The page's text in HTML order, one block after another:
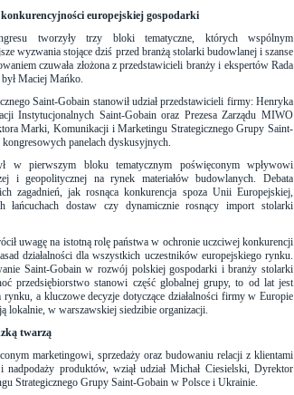
europejskiej gospodarki
tworzyły trzy bloki tematyczne, których wspólnym
wyzwania stojące dziś przed branżą stolarki budowlanej i szanse
czuwała złożona z przedstawicieli branży i ekspertów Rada
Maciej Mańko.
Saint-Gobain stanowił udział przedstawicieli firmy: Henryka
Instytucjonalnych Saint-Gobain oraz Prezesa Zarządu MIWO
Marki, Komunikacji i Marketingu Strategicznego Grupy Saint-
panelach dyskusyjnych.
w pierwszym bloku tematycznym poświęconym wpływowi
i geopolitycznej na rynek materiałów budowlanych. Debata
zagadnień, jak rosnąca konkurencja spoza Unii Europejskiej,
łańcuchach dostaw czy dynamicznie rosnący import stolarki
uwagę na istotną rolę państwa w ochronie uczciwej konkurencji
działalności dla wszystkich uczestników europejskiego rynku.
Saint-Gobain w rozwój polskiej gospodarki i branży stolarki
przedsiębiorstwo stanowi część globalnej grupy, to od lat jest
a kluczowe decyzje dotyczące działalności firmy w Europie
lokalnie, w warszawskiej siedzibie organizacji.
twarzą
marketingowi, sprzedaży oraz budowaniu relacji z klientami
produktów, wziął udział Michał Ciesielski, Dyrektor
Strategicznego Grupy Saint-Gobain w Polsce i Ukrainie.